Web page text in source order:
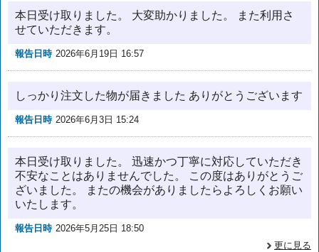
本日受け取りました。 大変助かりました。 また利用さ
せていただきます。
報告日時 2026年6月19日 16:57
しっかり注文した物が届きました ありがとうございます
報告日時 2026年6月3日 15:24
本日受け取りました。 迅速かつ丁寧に対応していただき
不安なことはありませんでした。 この度はありがとうご
ざいました。 またの機会がありましたらよろしくお願い
いたします。
報告日時 2026年5月25日 18:50
更に見る